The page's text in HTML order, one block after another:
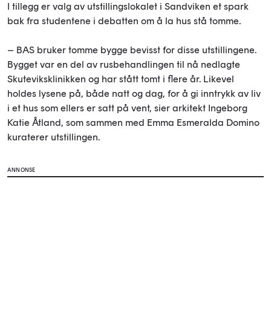
I tillegg er valg av utstillingslokalet i Sandviken et spark
bak fra studentene i debatten om å la hus stå tomme.
– BAS bruker tomme bygge bevisst for disse utstillingene.
Bygget var en del av rusbehandlingen til nå nedlagte
Skuteviksklinikken og har stått tomt i flere år. Likevel
holdes lysene på, både natt og dag, for å gi inntrykk av liv
i et hus som ellers er satt på vent, sier arkitekt Ingeborg
Katie Åtland, som sammen med Emma Esmeralda Domino
kuraterer utstillingen.
ANNONSE